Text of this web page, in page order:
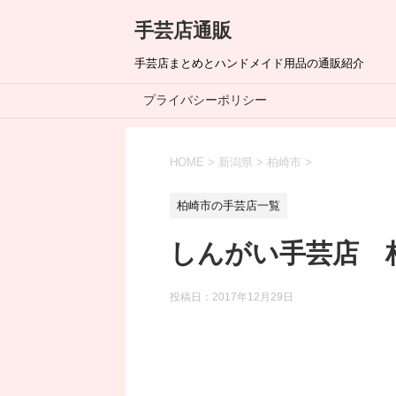
手芸店通販
手芸店まとめとハンドメイド用品の通販紹介
プライバシーポリシー
HOME > 新潟県 > 柏崎市 >
柏崎市の手芸店一覧
しんがい手芸店
投稿日： 2017年12月29日